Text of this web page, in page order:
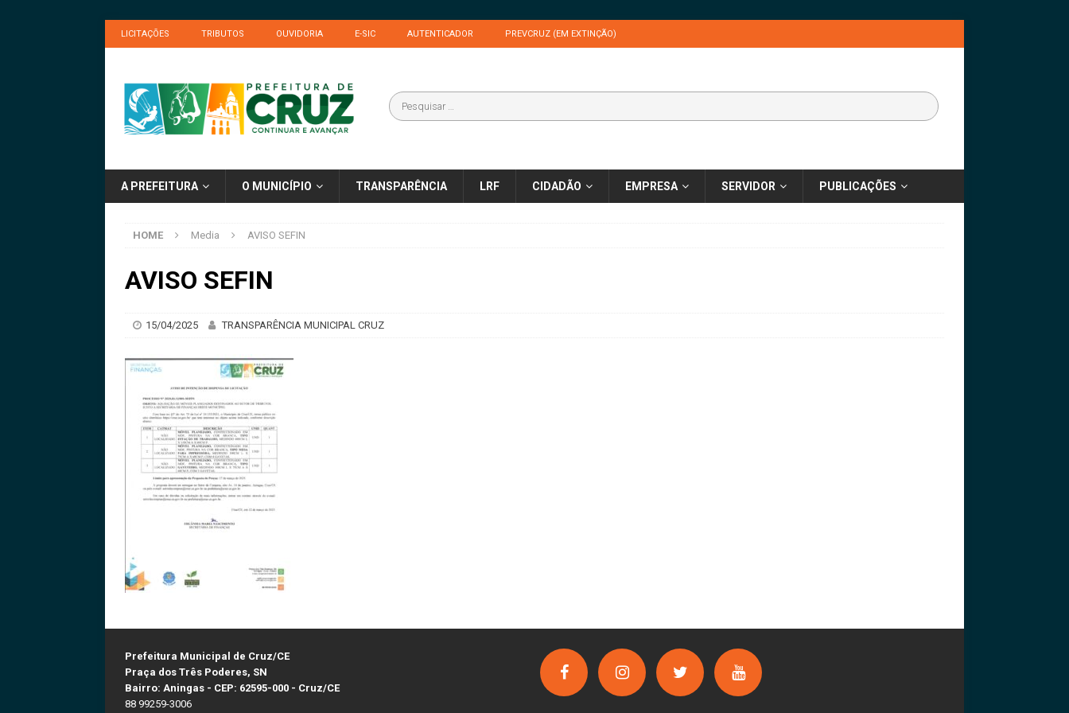
LICITAÇÕES TRIBUTOS OUVIDORIA E-SIC AUTENTICADOR PREVCRUZ (EM EXTINÇÃO)
A PREFEITURA O MUNICÍPIO TRANSPARÊNCIA LRF CIDADÃO EMPRESA SERVIDOR PUBLICAÇÕES
HOME Media AVISO SEFIN
AVISO SEFIN
15/04/2025 TRANSPARÊNCIA MUNICIPAL CRUZ
Prefeitura Municipal de Cruz/CE
Praça dos Três Poderes, SN
Bairro: Aningas - CEP: 62595-000 - Cruz/CE
88 99259-3006